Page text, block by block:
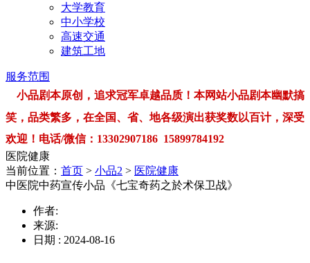
大学教育
中小学校
高速交通
建筑工地
服务范围
小品剧本原创，追求冠军卓越品质！本网站小品剧本幽默搞
笑，品类繁多，在全国、省、地各级演出获奖数以百计，深受
欢迎！电话/微信：13302907186 15899784192
医院健康
当前位置： 首页 > 小品2 > 医院健康
中医院中药宣传小品《七宝奇药之於术保卫战》
作者:
来源:
日期 : 2024-08-16